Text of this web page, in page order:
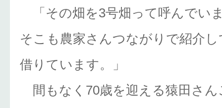
「その畑を3号畑って呼んでい
そこも農家さんつながりで紹介
借りています。」
間もなく70歳を迎える猿田さん